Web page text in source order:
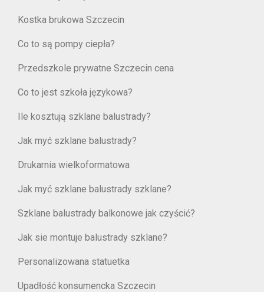
Kostka brukowa Szczecin
Co to są pompy ciepła?
Przedszkole prywatne Szczecin cena
Co to jest szkoła językowa?
Ile kosztują szklane balustrady?
Jak myć szklane balustrady?
Drukarnia wielkoformatowa
Jak myć szklane balustrady szklane?
Szklane balustrady balkonowe jak czyścić?
Jak sie montuje balustrady szklane?
Personalizowana statuetka
Upadłość konsumencka Szczecin